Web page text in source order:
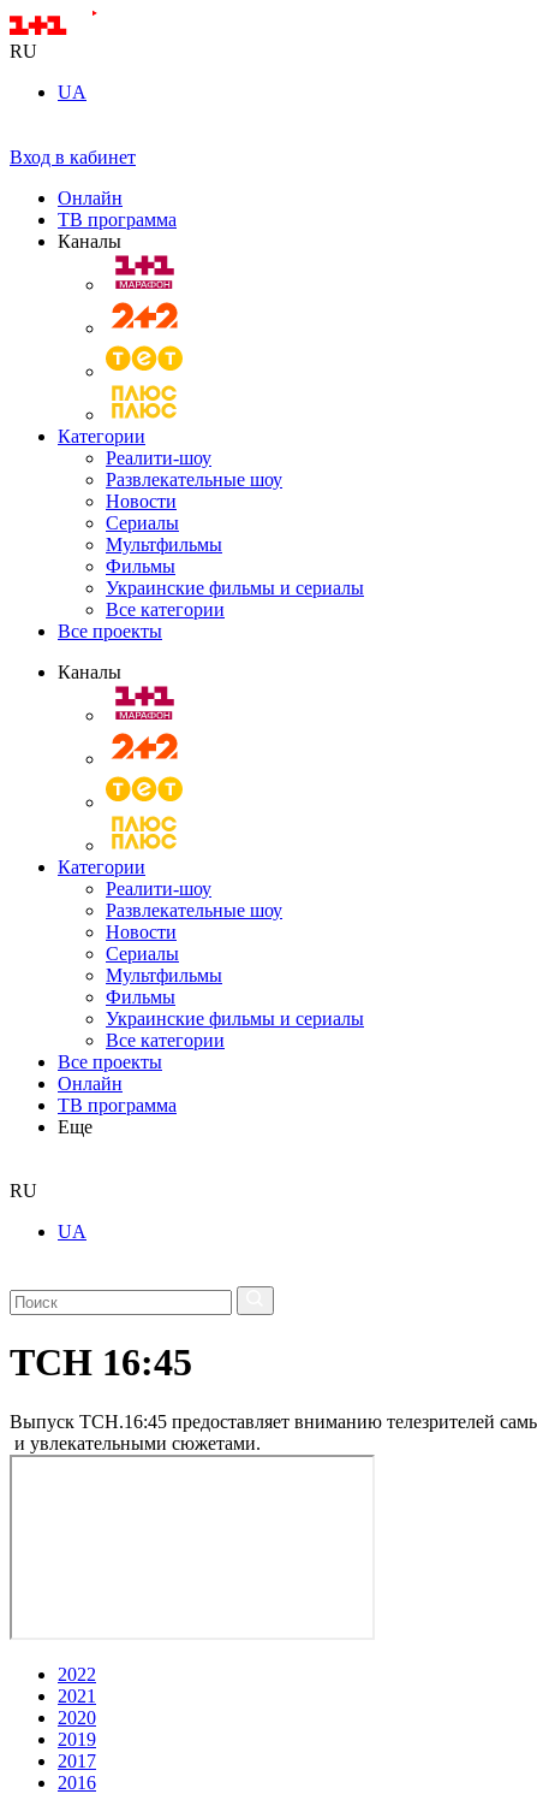
RU
UA
Вход в кабинет
Онлайн
ТВ программа
Каналы
Категории
Реалити-шоу
Развлекательные шоу
Новости
Сериалы
Мультфильмы
Фильмы
Украинские фильмы и сериалы
Все категории
Все проекты
Каналы
Категории
Реалити-шоу
Развлекательные шоу
Новости
Сериалы
Мультфильмы
Фильмы
Украинские фильмы и сериалы
Все категории
Все проекты
Онлайн
ТВ программа
Еще
RU
UA
ТСН 16:45
Выпуск ТСН.16:45 предоставляет вниманию телезрителей
и увлекательными сюжетами.
2022
2021
2020
2019
2017
2016